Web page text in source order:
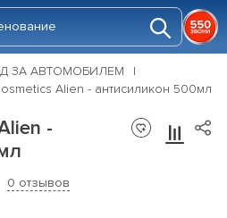
ЗА АВТОМОБИЛЕМ
Alien - антисиликон 500мл
-
0 отзывов